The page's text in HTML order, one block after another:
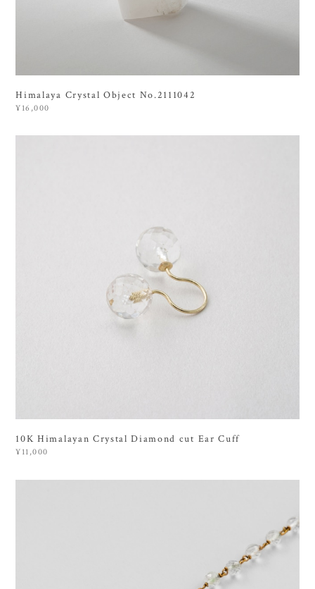
Himalaya Crystal Object No.2111042
¥16,000
10K Himalayan Crystal Diamond cut Ear Cuff
¥11,000